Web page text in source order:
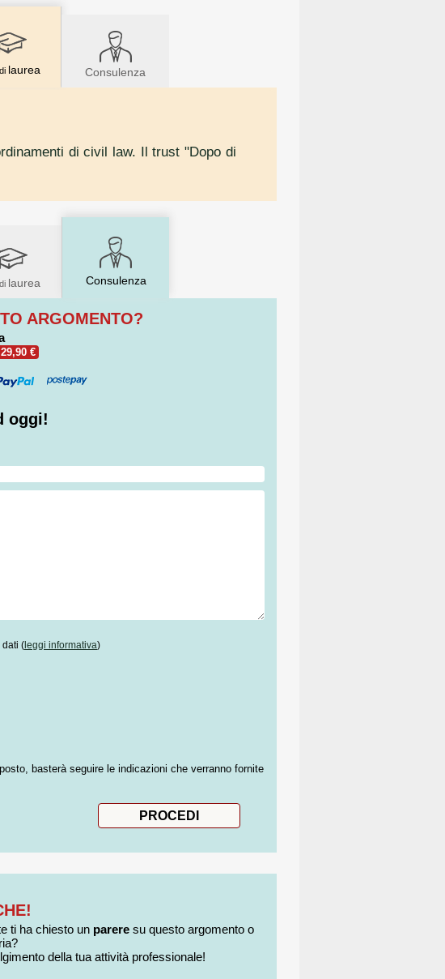
laurea Consulenza
di civil law. Il trust "Dopo di
di laurea Consulenza
ARGOMENTO?
€
oggi!
dati ( leggi informativa)
basterà seguire le indicazioni che verranno fornite
ti ha chiesto un pareresu questo argomento o
della tua attività professionale!